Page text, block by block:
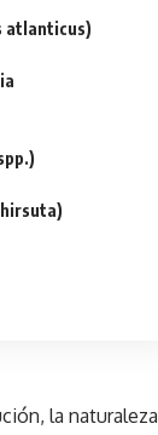
atlanticus)
hirsuta)
la naturaleza